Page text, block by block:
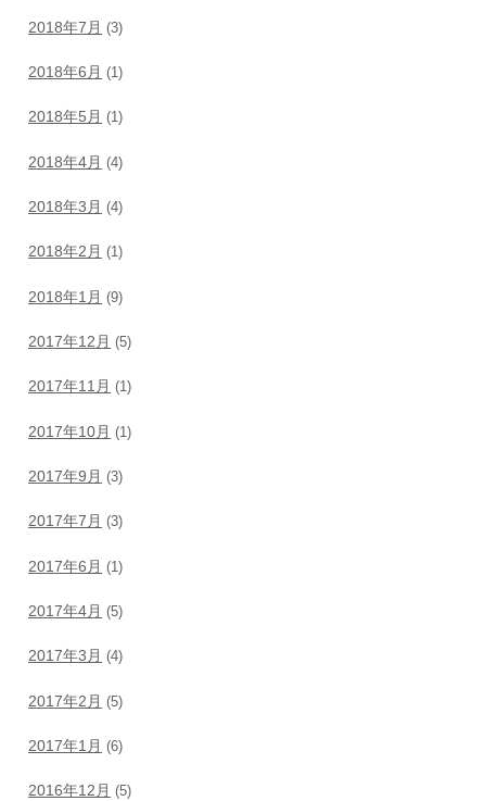
2018年7月 (3)
2018年6月 (1)
2018年5月 (1)
2018年4月 (4)
2018年3月 (4)
2018年2月 (1)
2018年1月 (9)
2017年12月 (5)
2017年11月 (1)
2017年10月 (1)
2017年9月 (3)
2017年7月 (3)
2017年6月 (1)
2017年4月 (5)
2017年3月 (4)
2017年2月 (5)
2017年1月 (6)
2016年12月 (5)